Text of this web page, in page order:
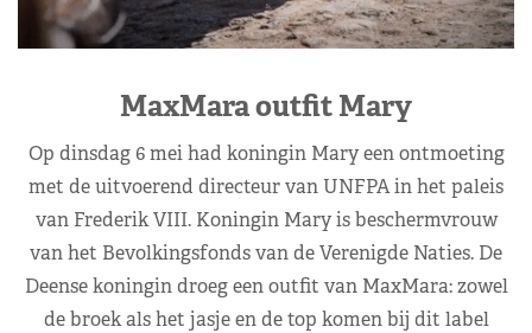
MaxMara outfit Mary
Op dinsdag 6 mei had koningin Mary een ontmoeting
met de uitvoerend directeur van UNFPA in het paleis
van Frederik VIII. Koningin Mary is beschermvrouw
van het Bevolkingsfonds van de Verenigde Naties. De
Deense koningin droeg een outfit van MaxMara: zowel
de broek als het jasje en de top komen bij dit label